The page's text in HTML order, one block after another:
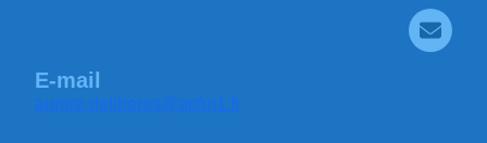
E-mail
aurore.deliberos@apfm1.fr